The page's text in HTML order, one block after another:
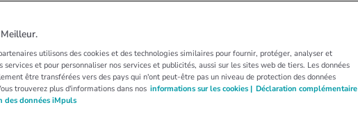
vos genoux
l’idéal est d’entraîner les muscles des cuisses.
est stabilisée.
utilisons des cookies et des technologies similaires pour fournir, protéger, analyser et
services et pour personnaliser nos services et publicités, aussi sur les sites web de tiers. Les données
être transférées vers des pays qui n'ont peut-être pas un niveau de protection des données
trouverez plus d'informations dans nos informations sur les cookies | Déclaration complémentaire
des données iMpuls